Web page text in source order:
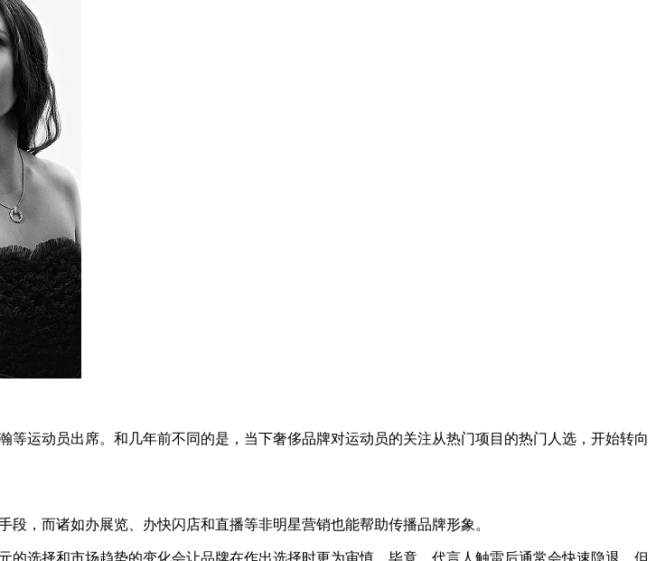
运动员出席。和几年前不同的是，当下奢侈品牌对运动员的关注从热门项目的热门人选，开始转向
而诸如办展览、办快闪店和直播等非明星营销也能帮助传播品牌形象。
择和市场趋势的变化会让品牌在作出选择时更为审慎。毕竟，代言人触雷后通常会快速隐退，但